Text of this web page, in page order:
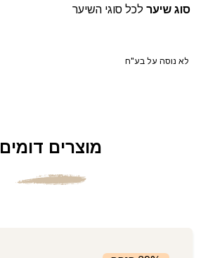
סוג שיער לכל סוגי השיער
לא נוסה על בע"ח
מוצרים דומים